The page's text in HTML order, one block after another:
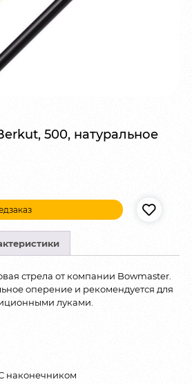
500, натуральное
стрела от компании Bowmaster.
оперение и рекомендуется для
луками.
наконечником